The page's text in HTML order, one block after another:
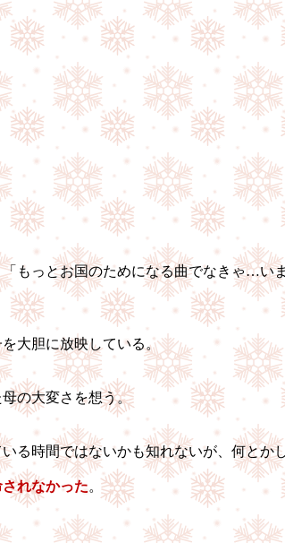
もっとお国のためになる曲でなきゃ…い
大胆に放映している。
の大変さを想う。
る時間ではないかも知れないが、何とか
れなかった。